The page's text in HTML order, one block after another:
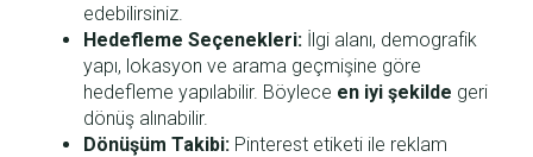
edebilirsiniz.
Hedefleme Seçenekleri: İlgi alanı, demografik
yapı, lokasyon ve arama geçmişine göre
hedefleme yapılabilir. Böylece en iyi şekilde geri
dönüş alınabilir.
Dönüşüm Takibi: Pinterest etiketi ile reklam